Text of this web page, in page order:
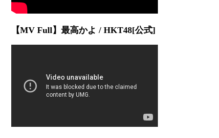
【MV Full】最高かよ / HKT48[公式]